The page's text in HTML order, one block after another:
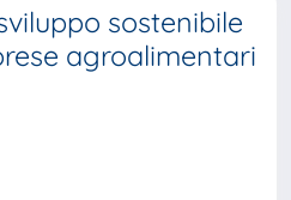
sostenibile
agroalimentari